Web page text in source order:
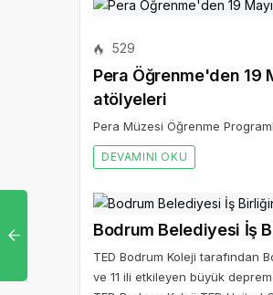
529
Pera Öğrenme'den 19
atölyeleri
Pera Müzesi Öğrenme
DEVAMINI OKU
Bodrum Belediyesi İş
TED Bodrum Koleji tarafından
ve 11 ili etkileyen büyük